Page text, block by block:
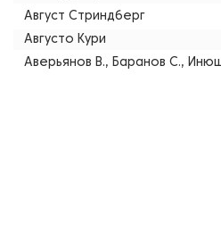
Август Стриндберг
Августо Кури
Аверьянов В., Баранов С.,